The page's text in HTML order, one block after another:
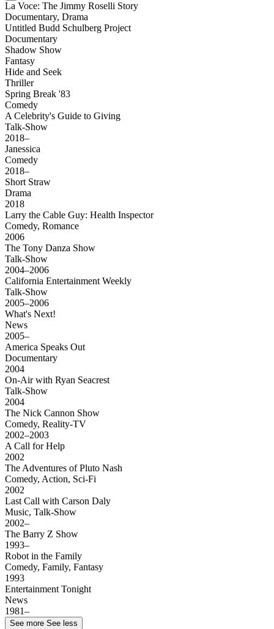
La Voce: The Jimmy Roselli Story
Documentary, Drama
Untitled Budd Schulberg Project
Documentary
Shadow Show
Fantasy
Hide and Seek
Thriller
Spring Break '83
Comedy
A Celebrity's Guide to Giving
Talk-Show
2018–
Janessica
Comedy
2018–
Short Straw
Drama
2018
Larry the Cable Guy: Health Inspector
Comedy, Romance
2006
The Tony Danza Show
Talk-Show
2004–2006
California Entertainment Weekly
Talk-Show
2005–2006
What's Next!
News
2005–
America Speaks Out
Documentary
2004
On-Air with Ryan Seacrest
Talk-Show
2004
The Nick Cannon Show
Comedy, Reality-TV
2002–2003
A Call for Help
2002
The Adventures of Pluto Nash
Comedy, Action, Sci-Fi
2002
Last Call with Carson Daly
Music, Talk-Show
2002–
The Barry Z Show
1993–
Robot in the Family
Comedy, Family, Fantasy
1993
Entertainment Tonight
News
1981–
See more See less